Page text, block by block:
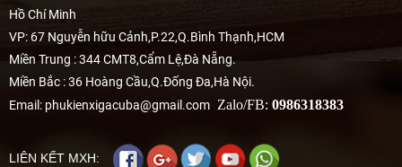
Hồ Chí Minh
VP: 67 Nguyễn hữu Cảnh,P.22,Q.Bình Thạnh,HCM
Miền Trung : 344 CMT8,Cẩm Lệ,Đà Nẵng.
Miền Bắc : 36 Hoàng Cầu,Q.Đống Đa,Hà Nội.
Email: phukienxigacuba@gmail.com Zalo/FB: 0986318383
LIÊN KẾT MXH: